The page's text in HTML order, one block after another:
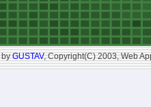
byGUSTAV, Copyright(C) 2003, Web